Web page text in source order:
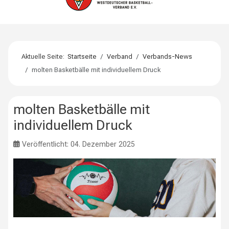
Aktuelle Seite:Startseite Verband
Verbands-News
molten Basketbälle mit individuellem Druck
molten Basketbälle mit
individuellem Druck
Veröffentlicht: 04. Dezember 2025